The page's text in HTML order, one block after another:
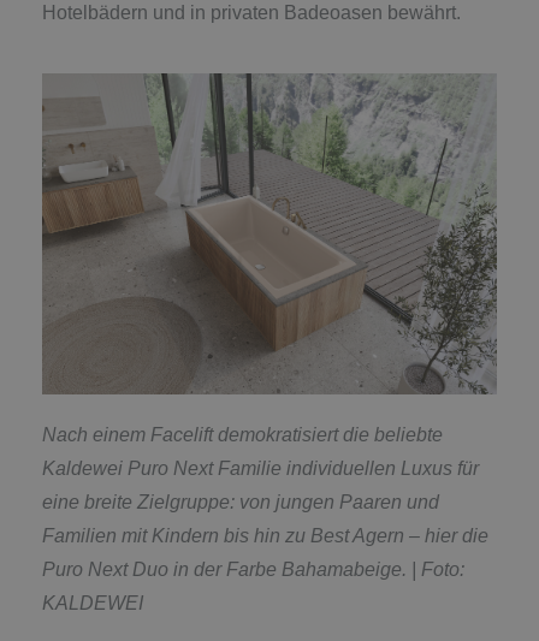
Hotelbädern und in privaten Badeoasen bewährt.
Nach einem Facelift demokratisiert die beliebte
Kaldewei Puro Next Familie individuellen Luxus für
eine breite Zielgruppe: von jungen Paaren und
Familien mit Kindern bis hin zu Best Agern – hier die
Puro Next Duo in der Farbe Bahamabeige. | Foto:
KALDEWEI